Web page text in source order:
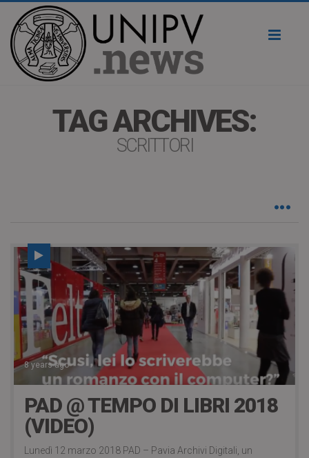
TAG ARCHIVES:
SCRITTORI
8 years ago
PAD @ TEMPO DI LIBRI 2018
(VIDEO)
Lunedì 12 marzo 2018 PAD – Pavia Archivi Digitali, un